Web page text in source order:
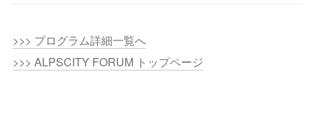
>>> プログラム詳細一覧へ
>>> ALPSCITY FORUM トップページ